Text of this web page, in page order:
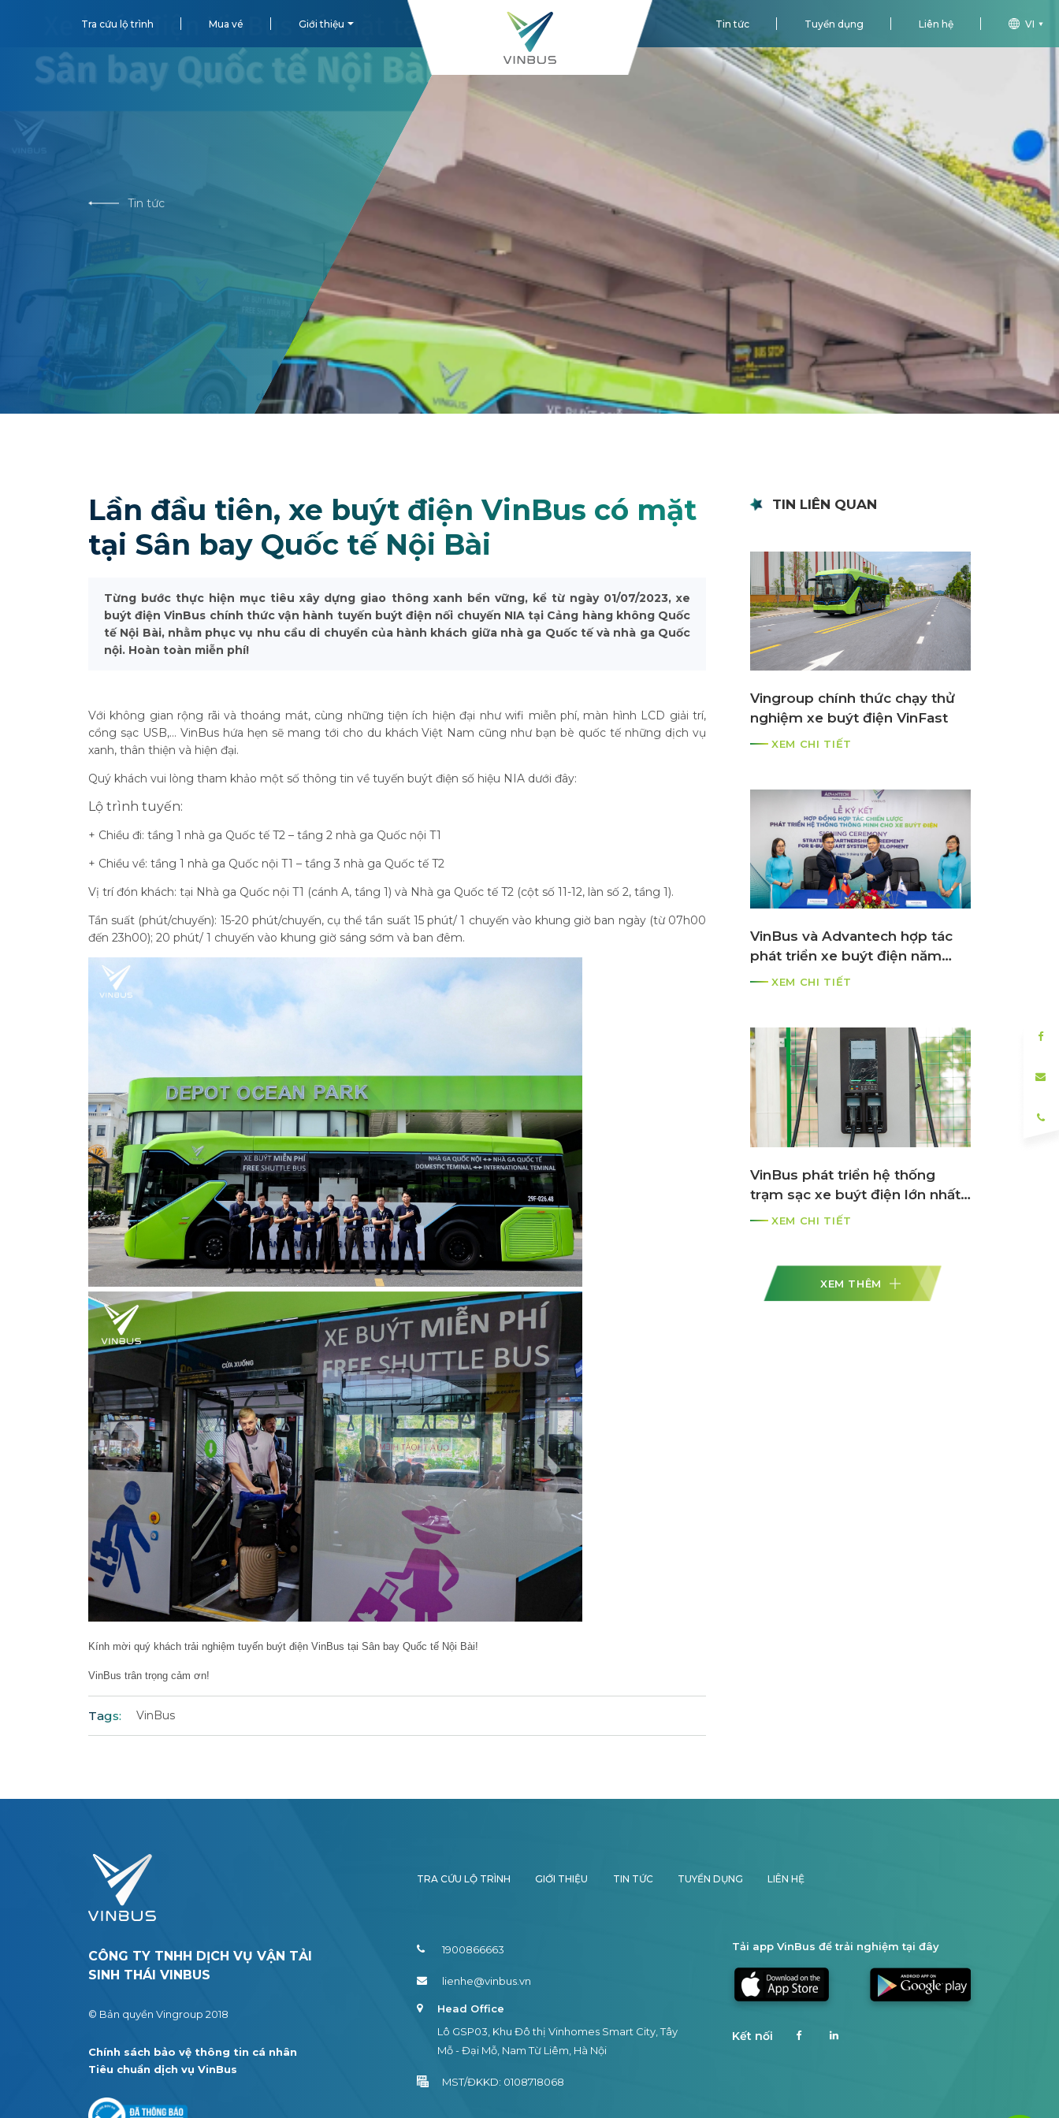
Tra cứu lộ trình Mua vé Giới thiệu Tin tức Tuyển dụng Liên hệ VI
Tin tức
Lần đầu tiên, xe buýt điện VinBus có mặt
tại Sân bay Quốc tế Nội Bài
Từng bước thực hiện mục tiêu xây dựng giao thông xanh bền vững, kể từ ngày 01/07/2023, xe
buýt điện VinBus chính thức vận hành tuyến buýt điện nối chuyến NIA tại Cảng hàng không Quốc
tế Nội Bài, nhằm phục vụ nhu cầu di chuyển của hành khách giữa nhà ga Quốc tế và nhà ga Quốc
nội. Hoàn toàn miễn phí!
Với không gian rộng rãi và thoáng mát, cùng những tiện ích hiện đại như wifi miễn phí, màn hình LCD giải trí,
cổng sạc USB,... VinBus hứa hẹn sẽ mang tới cho du khách Việt Nam cũng như bạn bè quốc tế những dịch vụ
xanh, thân thiện và hiện đại.
Quý khách vui lòng tham khảo một số thông tin về tuyến buýt điện số hiệu NIA dưới đây:
Lộ trình tuyến:
+ Chiều đi: tầng 1 nhà ga Quốc tế T2 – tầng 2 nhà ga Quốc nội T1
+ Chiều về: tầng 1 nhà ga Quốc nội T1 – tầng 3 nhà ga Quốc tế T2
Vị trí đón khách: tại Nhà ga Quốc nội T1 (cánh A, tầng 1) và Nhà ga Quốc tế T2 (cột số 11-12, làn số 2, tầng 1).
Tần suất (phút/chuyến): 15-20 phút/chuyến, cụ thể tần suất 15 phút/ 1 chuyến vào khung giờ ban ngày (từ 07h00
đến 23h00); 20 phút/ 1 chuyến vào khung giờ sáng sớm và ban đêm.
Kính mời quý khách trải nghiệm tuyến buýt điện VinBus tại Sân bay Quốc tế Nội Bài!
VinBus trân trọng cảm ơn!
Tags: VinBus
TIN LIÊN QUAN
Vingroup chính thức chạy thử
nghiệm xe buýt điện VinFast
XEM CHI TIẾT
VinBus và Advantech hợp tác
phát triển xe buýt điện năm
2021XEM CHI TIẾT
VinBus phát triển hệ thống
trạm sạc xe buýt điện lớn nhất
ASEAN
XEM CHI TIẾT
XEM THÊM
CÔNG TY TNHH DỊCH VỤ VẬN TẢI
SINH THÁI VINBUS
© Bản quyền Vingroup 2018
Chính sách bảo vệ thông tin cá nhân
Tiêu chuẩn dịch vụ VinBus
TRA CỨU LỘ TRÌNH GIỚI THIỆU TIN TỨC TUYỂN DỤNG LIÊN HỆ
1900866663
lienhe@vinbus.vn
Head Office
Lô GSP03, Khu Đô thị Vinhomes Smart City, Tây
Mỗ - Đại Mỗ, Nam Từ Liêm, Hà Nội
MST/ĐKKD: 0108718068
Tải app VinBus để trải nghiệm tại đây
Kết nối